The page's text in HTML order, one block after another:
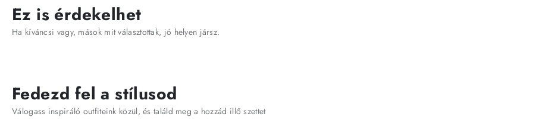
Ez is érdekelhet
Ha kíváncsi vagy, mások mit választottak, jó helyen jársz.
Fedezd fel a stílusod
Válogass inspiráló outfiteink közül, és találd meg a hozzád illő szettet